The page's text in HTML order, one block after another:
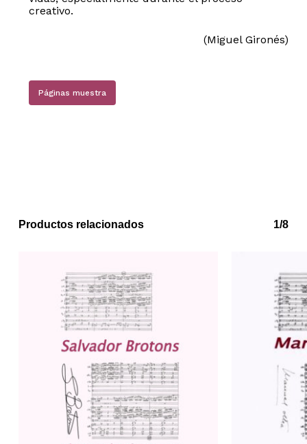
creativo.
(Miguel Gironés)
Páginas muestra
Productos relacionados 1/8